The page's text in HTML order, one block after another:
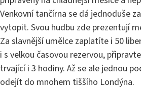
Venkovní tančírna se dá jednoduše
vytopit. Svou hudbu zde prezentují
Za slavnější umělce zaplatíte i 50
i s velkou časovou rezervou,
trvající i 3 hodiny. Až se ale jednou
odejít do mnohem tiššího Londýna.